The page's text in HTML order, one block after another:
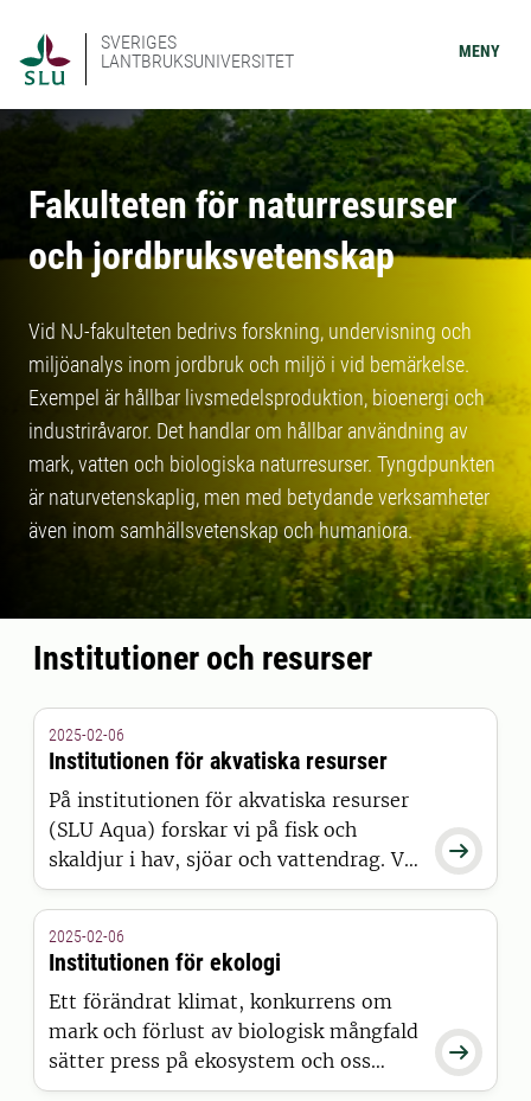
SVERIGES
LANTBRUKSUNIVERSITET
MENY
Fakulteten för naturresurser
och jordbruksvetenskap
Vid NJ-fakulteten bedrivs forskning, undervisning och
miljöanalys inom jordbruk och miljö i vid bemärkelse.
Exempel är hållbar livsmedelsproduktion, bioenergi och
industriråvaror. Det handlar om hållbar användning av
mark, vatten och biologiska naturresurser. Tyngdpunkten
är naturvetenskaplig, men med betydande verksamheter
även inom samhällsvetenskap och humaniora.
Institutioner och resurser

2025-02-06
Institutionen för akvatiska resurser
På institutionen för akvatiska resurser
(SLU Aqua) forskar vi på fisk och
skaldjur i hav, sjöar och vattendrag. Vi
håller koll på den akvatiska miljön och
hållbart nyttjande av dessa resurser.

2025-02-06
Institutionen för ekologi
Ett förändrat klimat, konkurrens om
mark och förlust av biologisk mångfald
sätter press på ekosystem och oss
människor som är beroende av dem.